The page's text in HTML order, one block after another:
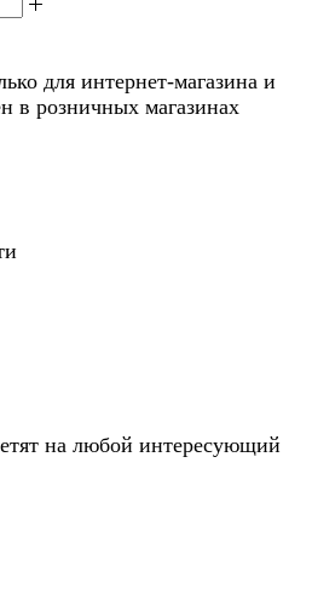
для интернет-магазина и
в розничных магазинах
на любой интересующий